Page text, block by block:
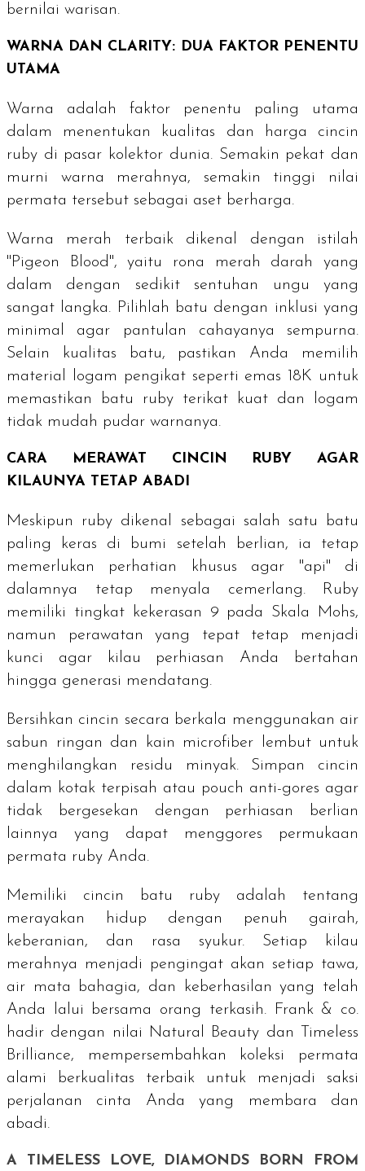
bernilai warisan.
WARNA DAN CLARITY: DUA FAKTOR PENENTU
UTAMA
Warna adalah faktor penentu paling utama
dalam menentukan kualitas dan harga cincin
ruby di pasar kolektor dunia. Semakin pekat dan
murni warna merahnya, semakin tinggi nilai
permata tersebut sebagai aset berharga.
Warna merah terbaik dikenal dengan istilah
" Pigeon Blood ", yaitu rona merah darah yang
dalam dengan sedikit sentuhan ungu yang
sangat langka. Pilihlah batu dengan inklusi yang
minimal agar pantulan cahayanya sempurna.
Selain kualitas batu, pastikan Anda memilih
material logam pengikat seperti emas 18K untuk
memastikan batu ruby terikat kuat dan logam
tidak mudah pudar warnanya.
CARA MERAWAT CINCIN RUBY AGAR
KILAUNYA TETAP ABADI
Meskipun ruby dikenal sebagai salah satu batu
paling keras di bumi setelah berlian, ia tetap
memerlukan perhatian khusus agar "api" di
dalamnya tetap menyala cemerlang.
Ruby
memiliki tingkat kekerasan 9 pada Skala Mohs,
namun perawatan yang tepat tetap menjadi
kunci agar kilau perhiasan Anda bertahan
hingga generasi mendatang.
Bersihkan cincin secara berkala menggunakan air
sabun ringan dan kain microfiber lembut untuk
menghilangkan residu minyak. Simpan cincin
dalam kotak terpisah atau pouch anti-gores agar
tidak bergesekan dengan perhiasan berlian
lainnya yang dapat menggores permukaan
permata ruby Anda.
Memiliki cincin batu ruby adalah tentang
merayakan hidup dengan penuh gairah,
keberanian, dan rasa syukur. Setiap kilau
merahnya menjadi pengingat akan setiap tawa,
air mata bahagia, dan keberhasilan yang telah
Anda lalui bersama orang terkasih. Frank & co.
hadir dengan nilai
Natural Beauty dan
Timeless
Brilliance, mempersembahkan koleksi permata
alami berkualitas terbaik untuk menjadi saksi
perjalanan cinta Anda yang membara dan
abadi.
A TIMELESS LOVE, DIAMONDS BORN FROM